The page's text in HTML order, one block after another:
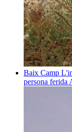
Baix Camp
persona ferida